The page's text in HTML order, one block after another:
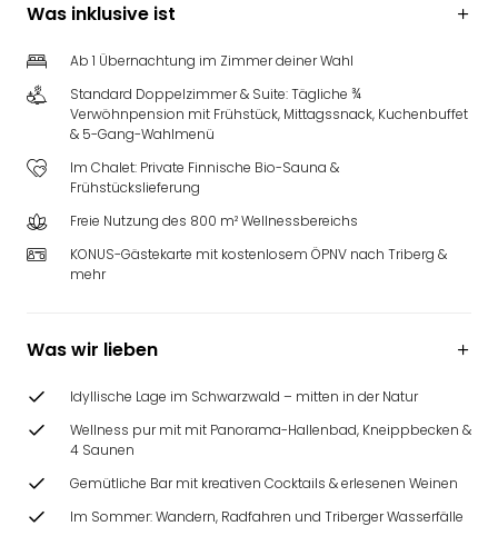
Was inklusive ist
Ab 1 Übernachtung im Zimmer deiner Wahl
Standard Doppelzimmer & Suite: Tägliche ¾
Verwöhnpension mit Frühstück, Mittagssnack, Kuchenbuffet
& 5-Gang-Wahlmenü
Im Chalet: Private Finnische Bio-Sauna &
Frühstückslieferung
Freie Nutzung des 800 m² Wellnessbereichs
KONUS-Gästekarte mit kostenlosem ÖPNV nach Triberg &
mehr
Was wir lieben
Idyllische Lage im Schwarzwald – mitten in der Natur
Wellness pur mit mit Panorama-Hallenbad, Kneippbecken &
4 Saunen
Gemütliche Bar mit kreativen Cocktails & erlesenen Weinen
Im Sommer: Wandern, Radfahren und Triberger Wasserfälle